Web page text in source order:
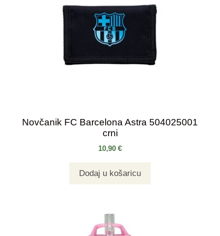
Novčanik FC Barcelona Astra 504025001
crni
10,90 €
Dodaj u košaricu